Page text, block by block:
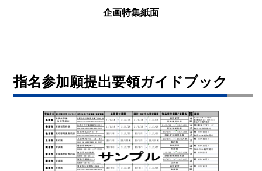
企画特集紙面
指名参加願提出要領ガイドブック